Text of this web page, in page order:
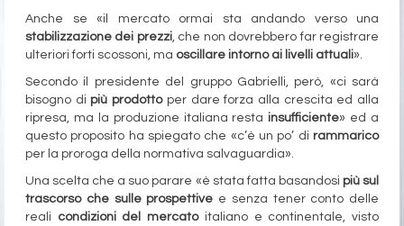
Anche se «il mercato ormai sta andando verso una
stabilizzazione dei prezzi, che non dovrebbero far registrare
ulteriori forti scossoni, ma oscillare intorno ai livelli attuali».
Secondo il presidente del gruppo Gabrielli, però, «ci sarà
bisogno di più prodottoper dare forza alla crescita ed alla
ripresa, ma la produzione italiana resta insufficiente» ed a
questo proposito ha spiegato che «c’è un po’ di rammarico
per la proroga della normativa salvaguardia».
Una scelta che a suo parare «è stata fatta basandosi più sul
trascorso che sulle prospettive e senza tener conto delle
reali condizioni del mercatoitaliano e continentale, visto